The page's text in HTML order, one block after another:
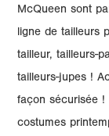
McQueen sont
ligne de tailleurs
tailleur, tailleurs-
tailleurs-jupes !
façon sécurisée !
costumes